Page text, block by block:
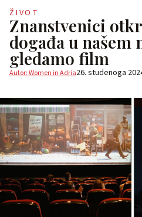
ŽIVOT
Znanstvenici
događa u našem
gledamo film
Autor: Women in Adria26. studenoga